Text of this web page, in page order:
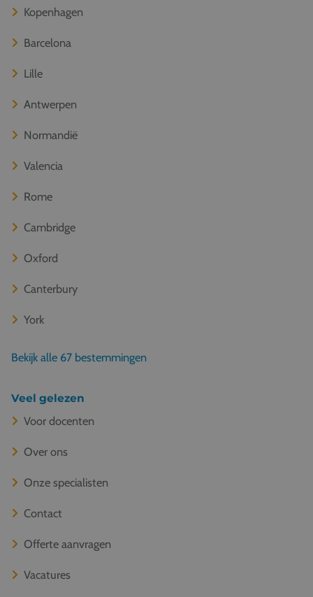
Kopenhagen
Barcelona
Lille
Antwerpen
Normandië
Valencia
Rome
Cambridge
Oxford
Canterbury
York
Bekijk alle 67 bestemmingen
Veel gelezen
Voor docenten
Over ons
Onze specialisten
Contact
Offerte aanvragen
Vacatures